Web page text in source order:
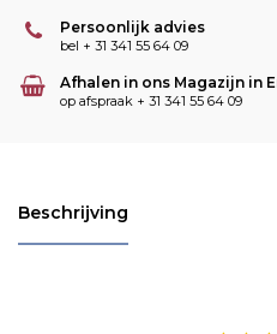
Persoonlijk advies
bel + 31 341 55 64 09
Afhalen in ons Magazijn in
op afspraak + 31 341 55 64 09
Beschrijving